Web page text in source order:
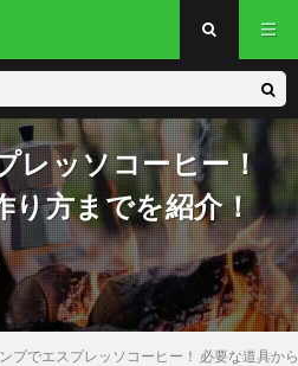
レッソコーヒー！
り方までを紹介！
プでエスプレッソコーヒー！ 必要な道具か